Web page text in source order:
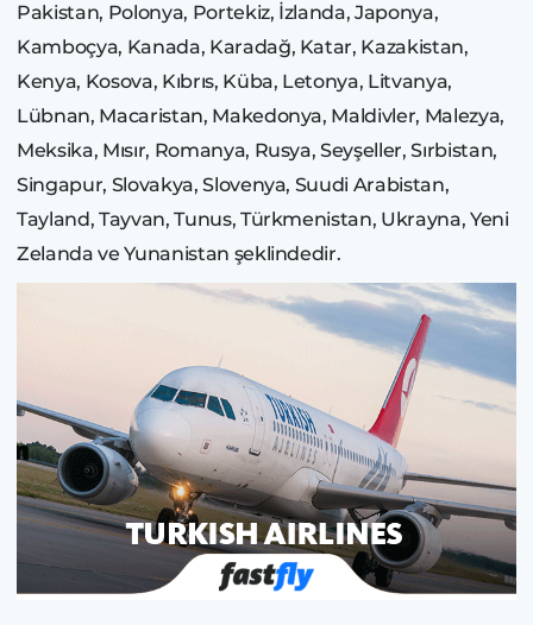
Pakistan, Polonya, Portekiz, İzlanda, Japonya,
Kamboçya, Kanada, Karadağ, Katar, Kazakistan,
Kenya, Kosova, Kıbrıs, Küba, Letonya, Litvanya,
Lübnan, Macaristan, Makedonya, Maldivler, Malezya,
Meksika, Mısır, Romanya, Rusya, Seyşeller, Sırbistan,
Singapur, Slovakya, Slovenya, Suudi Arabistan,
Tayland, Tayvan, Tunus, Türkmenistan, Ukrayna, Yeni
Zelanda ve Yunanistan şeklindedir.